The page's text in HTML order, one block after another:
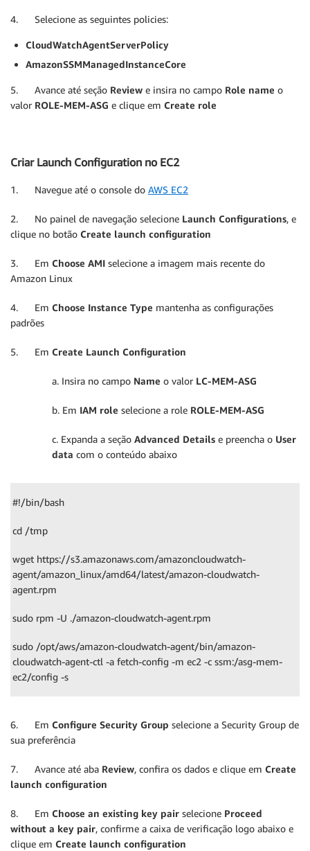
4. Selecione as seguintes policies:
CloudWatchAgentServerPolicy
AmazonSSMManagedInstanceCore
5. Avance até seção Review e insira no campo Role name o
valor ROLE-MEM-ASG e clique em Create role
Criar Launch Configuration no EC2
1. Navegue até o console do AWS EC2
2. No painel de navegação selecione Launch Configurations, e
clique no botão Create launch configuration
3. Em Choose AMI selecione a imagem mais recente do
Amazon Linux
4. Em Choose Instance Type mantenha as configurações
padrões
5. Em Create Launch Configuration
a. Insira no campo Name o valor LC-MEM-ASG
b. Em IAM role selecione a role ROLE-MEM-ASG
c. Expanda a seção Advanced Details e preencha o User
data com o conteúdo abaixo
#!/bin/bash
cd /tmp
wget https://s3.amazonaws.com/amazoncloudwatch-
agent/amazon_linux/amd64/latest/amazon-cloudwatch-
agent.rpm
sudo rpm -U ./amazon-cloudwatch-agent.rpm
sudo /opt/aws/amazon-cloudwatch-agent/bin/amazon-
cloudwatch-agent-ctl -a fetch-config -m ec2 -c ssm:/asg-mem-
ec2/config -s
6. Em Configure Security Group selecione a Security Group de
sua preferência
7. Avance até aba Review, confira os dados e clique em Create
launch configuration
8. Em Choose an existing key pair selecione Proceed
without a key pair, confirme a caixa de verificação logo abaixo e
clique em Create launch configuration